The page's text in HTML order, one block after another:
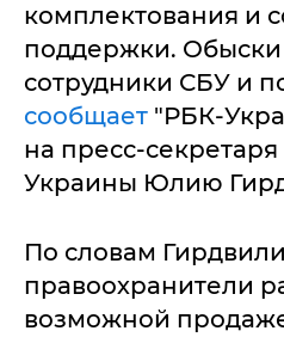
комплектования и
поддержки. Обыски
сотрудники СБУ и
сообщает "РБК-
на пресс-
Украины Юлию
По словам
правоохранители
возможной